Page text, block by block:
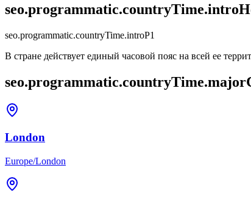
seo.programmatic.countryTime.introP1
В стране действует единый часовой пояс на всей ее
London
Europe/London